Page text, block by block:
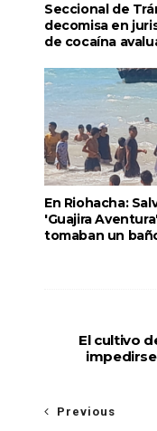
Seccional de
decomisa en
de cocaína
En Riohacha:
'Guajira
tomaban un
El cultivo
Previous